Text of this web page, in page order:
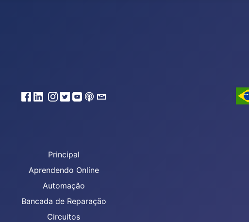
Principal
Aprendendo Online
Automação
Bancada de Reparação
Circuitos